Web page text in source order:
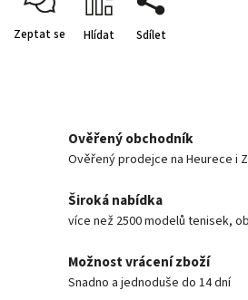
Zeptat se Hlídat Sdílet
Ověřený obchodník
Ověřený prodejce na Heurece i
Široká nabídka
více než 2500 modelů tenisek,
Možnost vrácení zboží
Snadno a jednoduše do 14 dní